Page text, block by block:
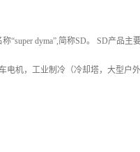
dyma”,简称SD。 SD产品
机，工业制冷（冷却塔，大型户